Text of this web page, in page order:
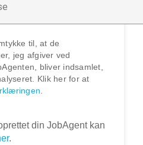
til, at de
jeg afgiver ved
bliver indsamlet,
Klik her for at
din JobAgent kan
.